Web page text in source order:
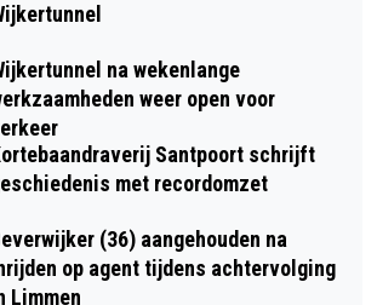
na wekenlange
weer open voor
Santpoort schrijft
met recordomzet
(36) aangehouden na
op agent tijdens achtervolging
Limmen